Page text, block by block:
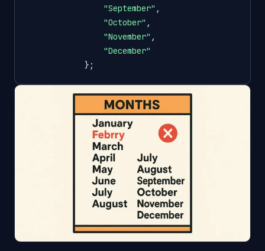
"September" ,
"October" ,
"November" ,
"December"
            };